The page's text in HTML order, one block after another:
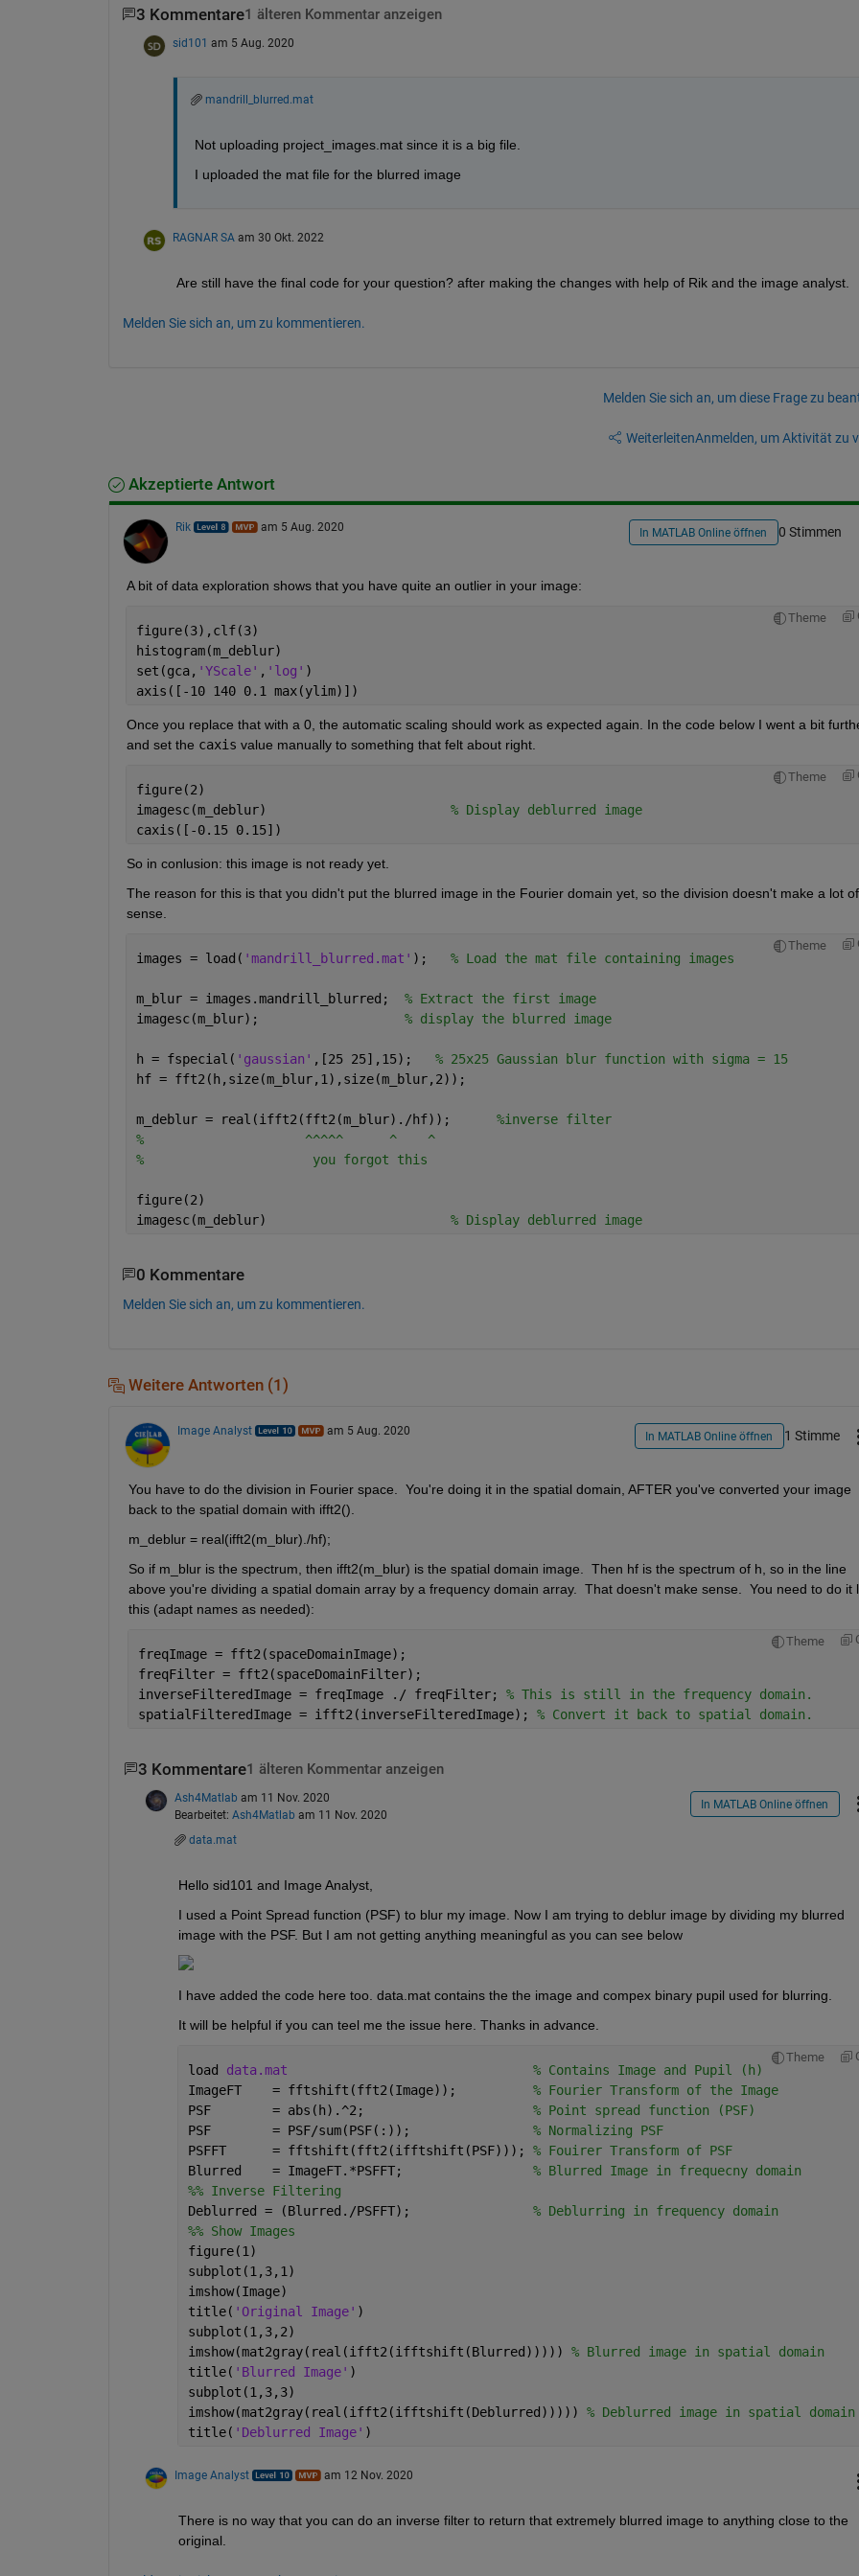
3 Kommentare1 älteren Kommentar anzeigen
sid101 am 5 Aug. 2020
mandrill_blurred.mat
Not uploading project_images.mat since it is a big file.
I uploaded the mat file for the blurred image
RAGNAR SA am 30 Okt. 2022
Are still have the final code for your question? after making the changes with help of Rik and the image analyst.
Melden Sie sich an, um zu kommentieren.
Melden Sie sich an, um diese Frage zu
WeiterleitenAnmelden, um Aktivität zu
Akzeptierte Antwort
Rik am 5 Aug. 2020 In MATLAB Online öffnen 0 Stimmen
A bit of data exploration shows that you have quite an outlier in your image:
Theme
figure(3),clf(3)
histogram(m_deblur)
set(gca, 'YScale' , 'log' )
axis([-10 140 0.1 max(ylim)])
Once you replace that with a 0, the automatic scaling should work as expected again. In the code below I went a bit
and set the caxis value manually to something that felt about right.
Theme
figure(2)
imagesc(m_deblur) % Display deblurred image
caxis([-0.15 0.15])
So in conlusion: this image is not ready yet.
The reason for this is that you didn't put the blurred image in the Fourier domain yet, so the division doesn't make a lot of
sense.
Theme
images = load( 'mandrill_blurred.mat' ); % Load the mat file containing images
m_blur = images.mandrill_blurred; % Extract the first image
imagesc(m_blur); % display the blurred image
h = fspecial( 'gaussian' ,[25 25],15); % 25x25 Gaussian blur function with sigma = 15
hf = fft2(h,size(m_blur,1),size(m_blur,2));
m_deblur = real(ifft2(fft2(m_blur)./hf)); %inverse filter
%                     ^^^^^      ^    ^
%                      you forgot this
figure(2)
imagesc(m_deblur) % Display deblurred image
0 Kommentare
Melden Sie sich an, um zu kommentieren.
Weitere Antworten (1)
Image Analyst am 5 Aug. 2020 In MATLAB Online öffnen 1 Stimme
You have to do the division in Fourier space.  You're doing it in the spatial domain, AFTER you've converted your image
back to the spatial domain with ifft2().
m_deblur = real(ifft2(m_blur)./hf);
So if m_blur is the spectrum, then ifft2(m_blur) is the spatial domain image.  Then hf is the spectrum of h, so in the line
above you're dividing a spatial domain array by a frequency domain array.  That doesn't make sense.  You need to do it
this (adapt names as needed):
Theme
freqImage = fft2(spaceDomainImage);
freqFilter = fft2(spaceDomainFilter);
inverseFilteredImage = freqImage ./ freqFilter; % This is still in the frequency domain.
spatialFilteredImage = ifft2(inverseFilteredImage); % Convert it back to spatial domain.
3 Kommentare1 älteren Kommentar anzeigen
Ash4Matlab am 11 Nov. 2020
Bearbeitet: Ash4Matlab am 11 Nov. 2020
In MATLAB Online öffnen
data.mat
Hello sid101 and Image Analyst,
I used a Point Spread function (PSF) to blur my image. Now I am trying to deblur image by dividing my blurred
image with the PSF. But I am not getting anything meaningful as you can see below
I have added the code here too. data.mat contains the the image and compex binary pupil used for blurring.
It will be helpful if you can teel me the issue here. Thanks in advance.
Theme
load data.mat
% Contains Image and Pupil (h)
ImageFT    = fftshift(fft2(Image)); % Fourier Transform of the Image
PSF        = abs(h).^2; % Point spread function (PSF)
PSF        = PSF/sum(PSF(:)); % Normalizing PSF
PSFFT      = fftshift(fft2(ifftshift(PSF))); % Fouirer Transform of PSF
Blurred    = ImageFT.*PSFFT; % Blurred Image in frequecny domain
%% Inverse Filtering
Deblurred = (Blurred./PSFFT); % Deblurring in frequency domain
%% Show Images
figure(1)
subplot(1,3,1)
imshow(Image)
title( 'Original Image' )
subplot(1,3,2)
imshow(mat2gray(real(ifft2(ifftshift(Blurred))))) % Blurred image in spatial domain
title( 'Blurred Image' )
subplot(1,3,3)
imshow(mat2gray(real(ifft2(ifftshift(Deblurred))))) % Deblurred image in spatial domain
title( 'Deblurred Image' )
Image Analyst am 12 Nov. 2020
There is no way that you can do an inverse filter to return that extremely blurred image to anything close to the
original.